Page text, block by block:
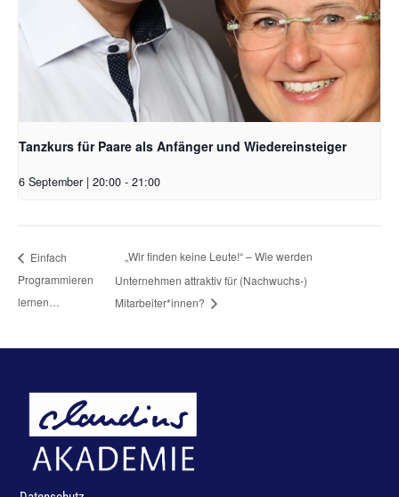
Tanzkurs für Paare als Anfänger und Wiedereinsteiger
6 September | 20:00 - 21:00
Einfach
Programmieren
lernen…
„Wir finden keine Leute!“ – Wie werden
Unternehmen attraktiv für (Nachwuchs-)
Mitarbeiter*innen?